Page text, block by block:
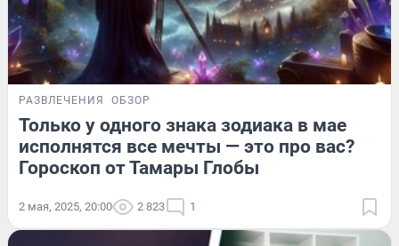
РАЗВЛЕЧЕНИЯ ОБЗОР
Только у одного знака зодиака в мае
исполнятся все мечты — это про вас?
Гороскоп от Тамары Глобы
2 мая, 2025, 20:00 2 823 1